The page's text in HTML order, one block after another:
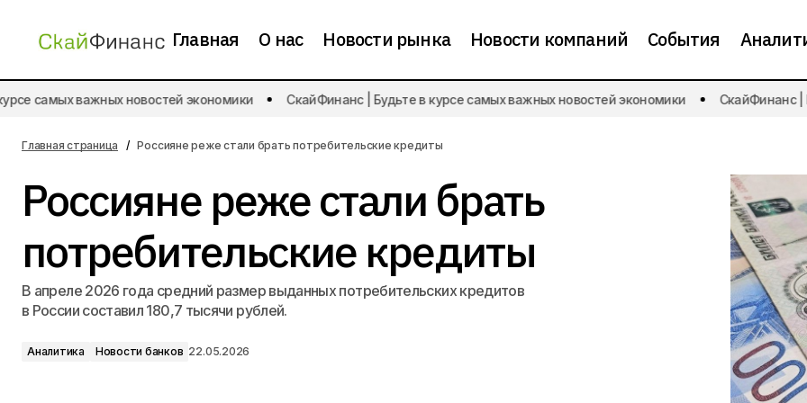
Главная О нас Новости рынка Новости компаний События
На Data Day (Дата Дэй) 2026
обсудят, как AI становится ядром
Аналитика Новости банков Россияне реже стали брать
самых важных новостей экономики СкайФинанс | Будьте в курсе самых важных новостей экономики СкайФинанс |
Главная страница Россияне реже стали брать потребительские кредиты
Россияне реже стали брать
потребительские кредиты
В апреле 2026 года средний размер выданных потребительских кредитов
в России составил 180,7 тысячи рублей.
Аналитика Новости банков 22.05.2026